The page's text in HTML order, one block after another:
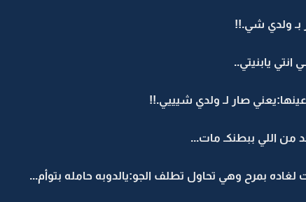
بـ ولدي شي.!!
يابنيتي..
صار لـ ولدي شيييي.!!
من اللي ببطنكـ مات...
بمرح وهي تحاول تطلف الجو:يالدوبه حامله بتوأم...